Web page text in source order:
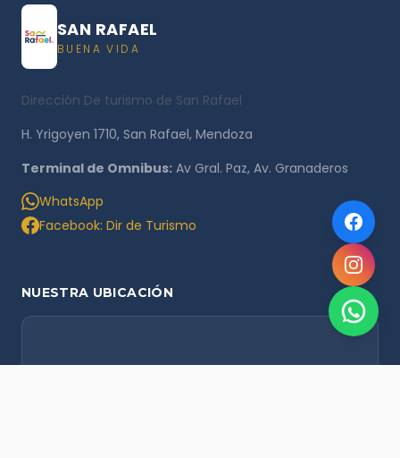
SAN RAFAEL
BUENA VIDA
Dirección De turismo de San Rafael
H. Yrigoyen 1710, San Rafael, Mendoza
Terminal de Omnibus: Av Gral. Paz, Av. Granaderos
WhatsApp
Facebook: Dir de Turismo
NUESTRA UBICACIÓN